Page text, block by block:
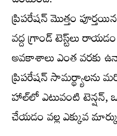
ప్రిపరేషన్‌ మొత్తం
వద్ద గ్రాండ్‌ టెస్ట్‌లు
అవకాశాలు ఎంత వరకు
ప్రిపరేషన్‌ సామర్థ్యాలను
హాల్‌లో ఎటువంటి టెన్షన్‌,
చేయడం వల్ల ఎక్కువ